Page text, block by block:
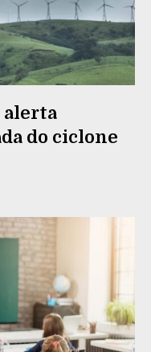
alerta
do ciclone